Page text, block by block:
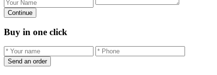
Continue
Buy in one click
Send an order